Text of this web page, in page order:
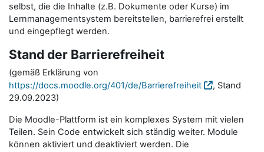
selbst, die die Inhalte (z.B. Dokumente oder Kurse) im
Lernmanagementsystem bereitstellen, barrierefrei erstellt
und eingepflegt werden.
Stand der Barrierefreiheit
(gemäß Erklärung von
https://docs.moodle.org/401/de/Barrierefreiheit
, Stand
29.09.2023)
Die Moodle-Plattform ist ein komplexes System mit vielen
Teilen. Sein Code entwickelt sich ständig weiter. Module
können aktiviert und deaktiviert werden. Die